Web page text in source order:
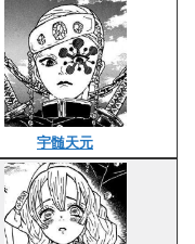
宇髄天元